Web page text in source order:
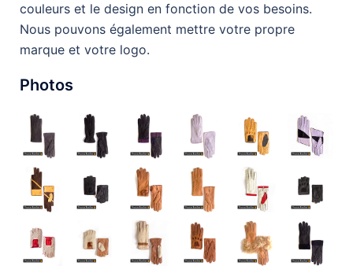
couleurs et le design en fonction de vos besoins.
Nous pouvons également mettre votre propre
marque et votre logo.
Photos